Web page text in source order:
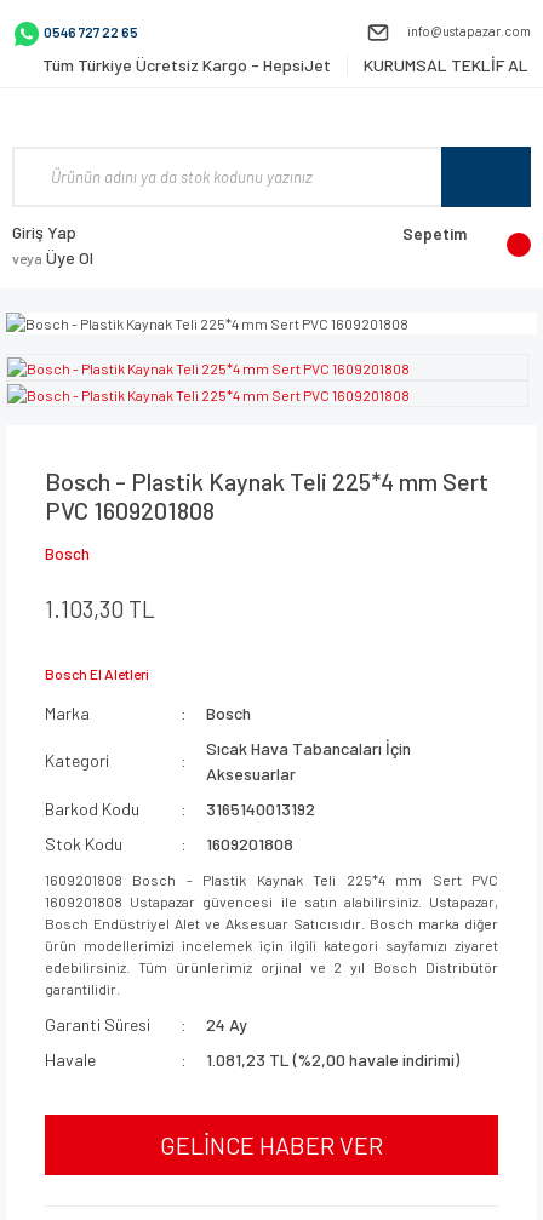
0546 727 22 65 info@ustapazar.com
Tüm Türkiye Ücretsiz Kargo - HepsiJet KURUMSAL TEKLİF AL
Giriş Yap
veya Üye Ol
Sepetim
Bosch - Plastik Kaynak Teli 225*4 mm Sert
PVC 1609201808
Bosch
1.103,30 TL
Bosch El Aletleri
Marka Bosch
Kategori
Sıcak Hava Tabancaları İçin
Aksesuarlar
Barkod Kodu
3165140013192
Stok Kodu
1609201808
1609201808 Bosch - Plastik Kaynak Teli 225*4 mm Sert PVC
1609201808 Ustapazar güvencesi ile satın alabilirsiniz. Ustapazar,
Bosch Endüstriyel Alet ve Aksesuar Satıcısıdır. Bosch marka diğer
ürün modellerimizi incelemek için ilgili kategori sayfamızı ziyaret
edebilirsiniz. Tüm ürünlerimiz orjinal ve 2 yıl Bosch Distribütör
garantilidir.
Garanti Süresi
24 Ay
Havale
1.081,23 TL (%2,00 havale indirimi)
GELİNCE HABER VER